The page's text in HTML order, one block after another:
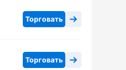
Торговать
Торговать